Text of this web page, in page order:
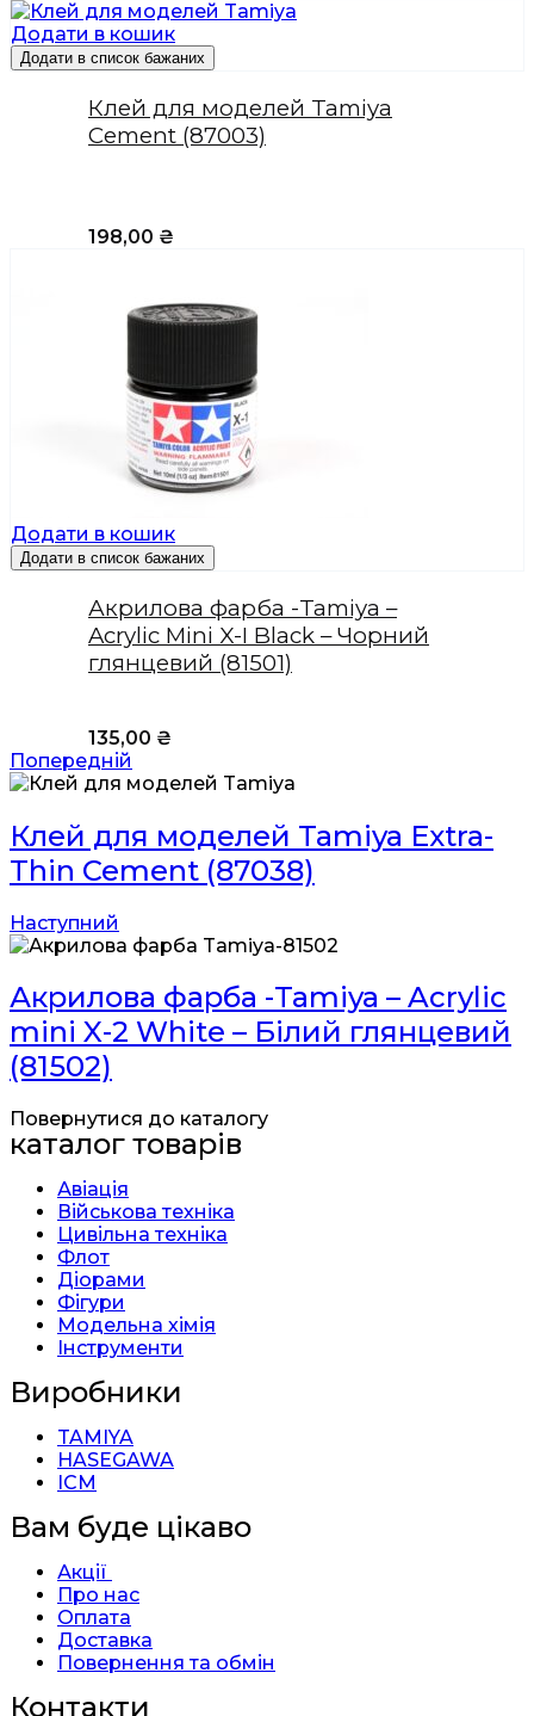
Додати в кошик
Додати в список бажаних
Клей для моделей Tamiya
Cement (87003)
198,00 ₴
Додати в кошик
Додати в список бажаних
Акрилова фарба -Tamiya –
Acrylic Mini X-I Black – Чорний
глянцевий (81501)
135,00 ₴
Попередній
Клей для моделей Tamiya Extra-
Thin Cement (87038)
Наступний
Акрилова фарба -Tamiya – Acrylic
mini X-2 White – Білий глянцевий
(81502)
Повернутися до каталогу
каталог товарів
Авіація
Військова техніка
Цивільна техніка
Флот
Діорами
Фігури
Модельна хімія
Інструменти
Виробники
TAMIYA
HASEGAWA
ICM
Вам буде цікаво
Акції
Про нас
Оплата
Доставка
Повернення та обмін
Контакти